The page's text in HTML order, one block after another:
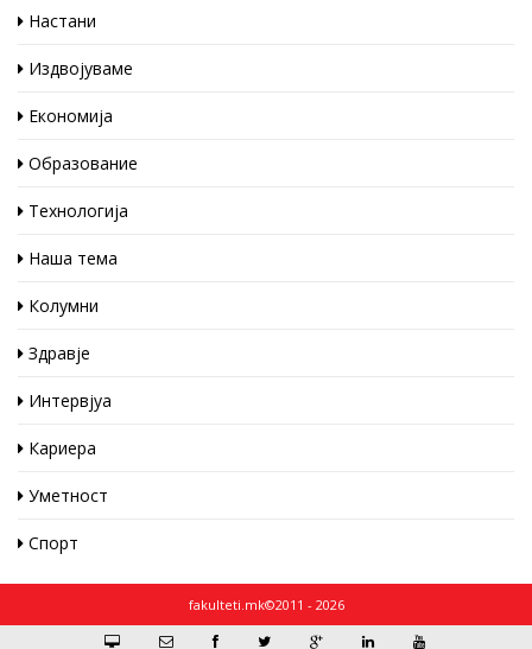
Настани
Издвојуваме
Економија
Образование
Технологија
Наша тема
Колумни
Здравје
Интервјуа
Кариера
Уметност
Спорт
fakulteti.mk©2011 - 2026